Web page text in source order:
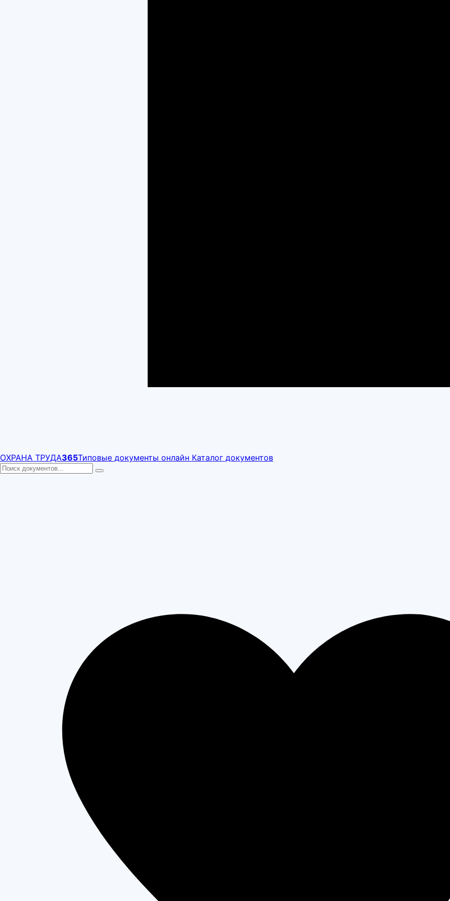
ОХРАНА ТРУДА365Типовые документы онлайн Каталог документов